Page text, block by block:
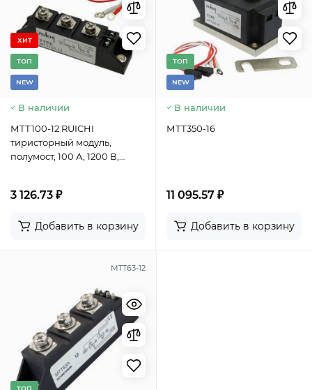
ХИТ
TОП
NEW
В наличии
МТТ100-12 RUICHI
тиристорный модуль,
полумост, 100 А, 1200 В,
3 126.73 ₽
Добавить в корзину
TОП
NEW
В наличии
МТТ350-16
11 095.57 ₽
Добавить в корзину
МТТ63-12
TОП